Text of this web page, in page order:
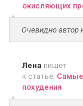
окисляющих
Очевидно автор
Лена пишет
к статье: Самые
похудения